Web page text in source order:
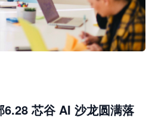
芯谷 AI 沙龙圆满落